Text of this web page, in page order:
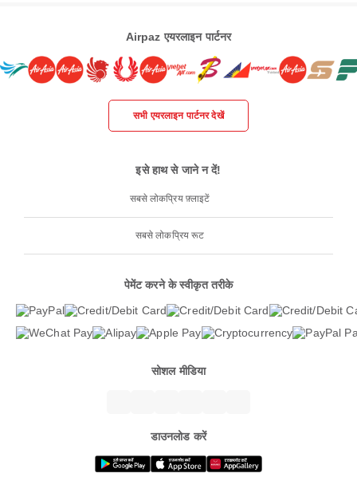
Airpaz एयरलाइन पार्टनर
सभी एयरलाइन पार्टनर देखें
इसे हाथ से जाने न दें!
सबसे लोकप्रिय फ़्लाइटें
सबसे लोकप्रिय रूट
पेमेंट करने के स्वीकृत तरीके
सोशल मीडिया
डाउनलोड करें